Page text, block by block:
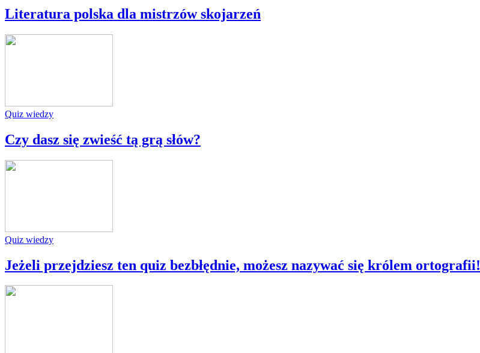
Literatura polska dla mistrzów skojarzeń
Quiz wiedzy
Czy dasz się zwieść tą grą słów?
Quiz wiedzy
Jeżeli przejdziesz ten quiz bezbłędnie, możesz nazywać się królem ortografii!